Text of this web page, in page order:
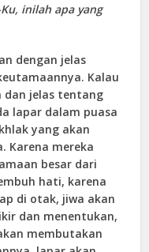
inilah apa yang
dengan jelas
Kalau
dan jelas tentang
lapar dalam puasa
yang akan
Karena mereka
besar dari
hati, karena
di otak, jiwa akan
dan menentukan,
membutakan